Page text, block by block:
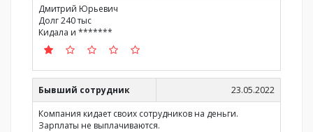
Дмитрий Юрьевич
Долг 240 тыс
Кидала и *******
Бывший сотрудник
23.05.2022
Компания кидает своих сотрудников на деньги.
Зарплаты не выплачиваются.